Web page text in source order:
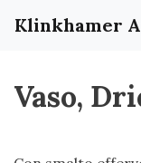
Klinkhamer
Vaso,